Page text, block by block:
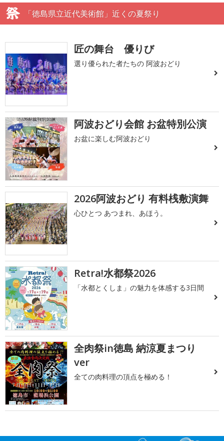
「徳島県立近代美術館」近くの夏祭り
匠の舞台 優りび
選り優られた者たちの 阿波おどり
阿波おどり会館 お盆特別公演
お盆に楽しむ阿波おどり
2026阿波おどり 有料桟敷演舞
心ひとつ あつまれ、あほう。
Retra!水都祭2026
「水都とくしま」の魅力を体感する3日間
全肉祭in徳島 納涼夏まつり
ver
全ての肉料理の頂点を極める！